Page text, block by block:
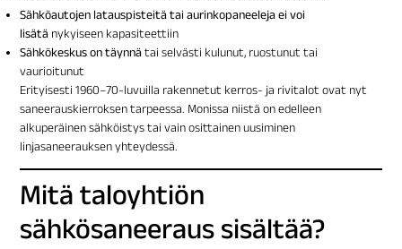
Sähköautojen latauspisteitä tai aurinkopaneeleja ei voi
lisätä nykyiseen kapasiteettiin
Sähkökeskus on täynnätai selvästi kulunut, ruostunut tai
vaurioitunut
Erityisesti 1960–70-luvuilla rakennetut kerros- ja rivitalot ovat nyt
saneerauskierroksen tarpeessa. Monissa niistä on edelleen
alkuperäinen sähköistys tai vain osittainen uusiminen
linjasaneerauksen yhteydessä.
Mitä taloyhtiön
sähkösaneeraus sisältää?